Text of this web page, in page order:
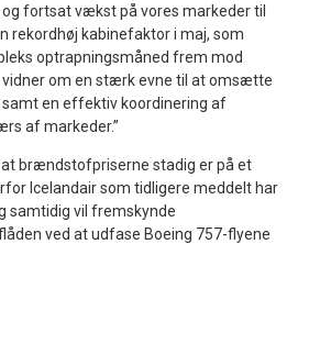
fortsat vækst på vores markeder til
rekordhøj kabinefaktor i maj, som
optrapningsmåned frem mod
om en stærk evne til at omsætte
en effektiv koordinering af
af markeder.”
brændstofpriserne stadig er på et
Icelandair som tidligere meddelt har
samtidig vil fremskynde
ved at udfase Boeing 757-flyene